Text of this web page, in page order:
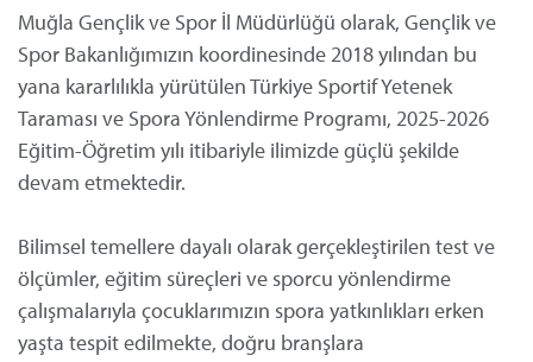
Muğla Gençlik ve Spor İl Müdürlüğü olarak, Gençlik ve
Spor Bakanlığımızın koordinesinde 2018 yılından bu
yana kararlılıkla yürütülen Türkiye Sportif Yetenek
Taraması ve Spora Yönlendirme Programı, 2025-2026
Eğitim-Öğretim yılı itibariyle ilimizde güçlü şekilde
devam etmektedir.
Bilimsel temellere dayalı olarak gerçekleştirilen test ve
ölçümler, eğitim süreçleri ve sporcu yönlendirme
çalışmalarıyla çocuklarımızın spora yatkınlıkları erken
yaşta tespit edilmekte, doğru branşlara